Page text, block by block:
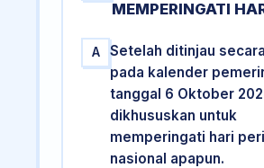
MEMPERINGATI
A
Setelah ditinjau
pada kalender
tanggal 6 Oktober
dikhususkan untuk
memperingati hari
nasional apapun.